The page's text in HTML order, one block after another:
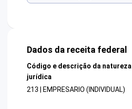
Dados da receita federal
Código e descrição da natureza
jurídica
213 | EMPRESARIO (INDIVIDUAL)